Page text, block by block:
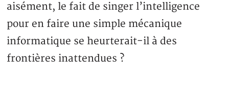
aisément, le fait de singer l’intelligence
pour en faire une simple mécanique
informatique se heurterait-il à des
frontières inattendues ?